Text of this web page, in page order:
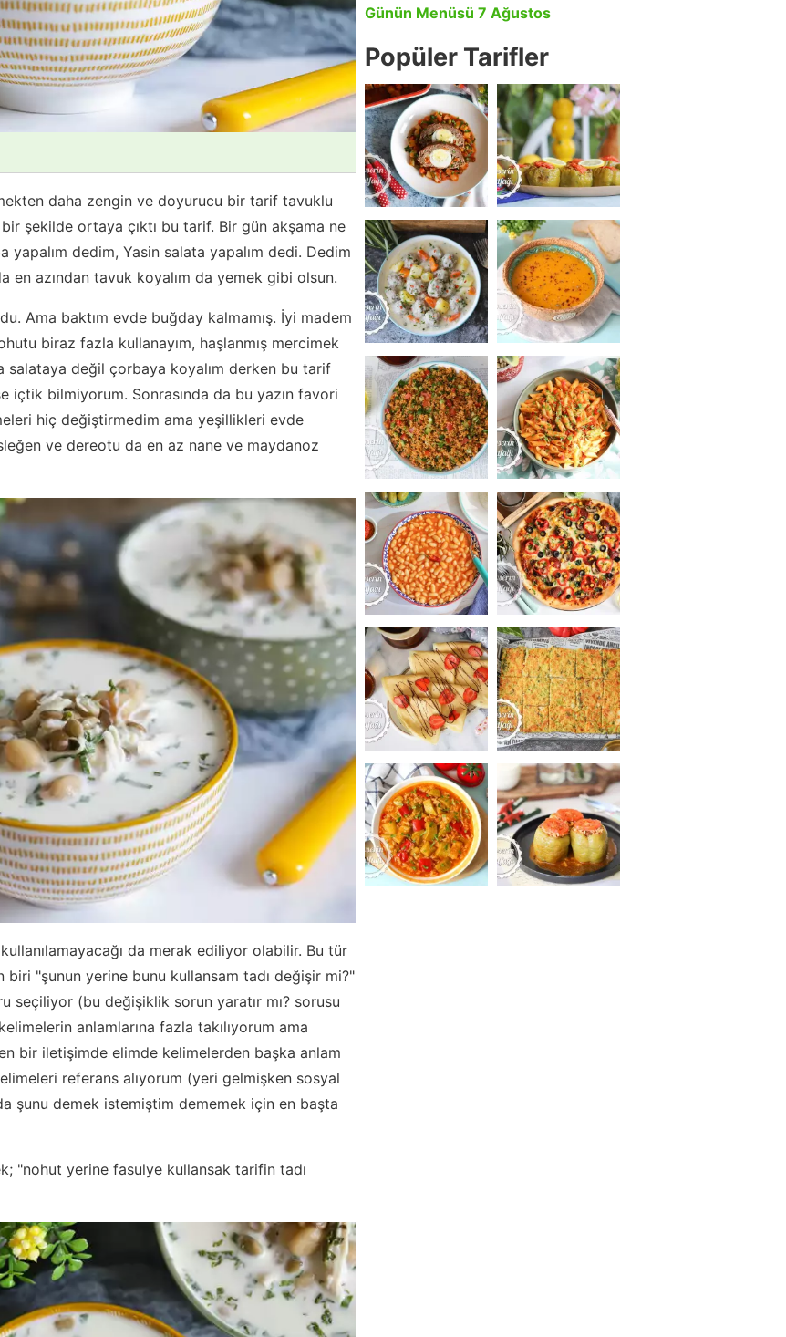
daha zengin ve doyurucu bir tarif tavuklu
şekilde ortaya çıktı bu tarif. Bir gün akşama ne
dedim, Yasin salata yapalım dedi. Dedim
en azından tavuk koyalım da yemek gibi olsun.
Ama baktım evde buğday kalmamış. İyi madem
biraz fazla kullanayım, haşlanmış mercimek
salataya değil çorbaya koyalım derken bu tarif
içtik bilmiyorum. Sonrasında da bu yazın favori
hiç değiştirmedim ama yeşillikleri evde
ve dereotu da en az nane ve maydanoz
da merak ediliyor olabilir. Bu tür
"şunun yerine bunu kullansam tadı değişir mi?"
seçiliyor (bu değişiklik sorun yaratır mı? sorusu
anlamlarına fazla takılıyorum ama
bir iletişimde elimde kelimelerden başka anlam
referans alıyorum (yeri gelmişken sosyal
şunu demek istemiştim dememek için en başta
"nohut yerine fasulye kullansak tarifin tadı
Günün Menüsü 7 Ağustos
Popüler Tarifler